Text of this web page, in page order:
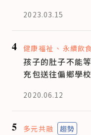
2023.03.15
4 健康福祉 永續飲
孩子的肚子不能
充包送往偏鄉學
2020.06.12
5 多元共融 趨勢